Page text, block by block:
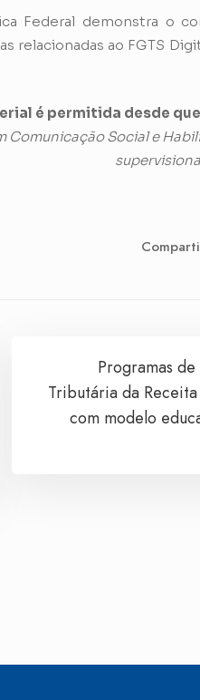
Federal demonstra o
relacionadas ao FGTS
é permitida desde
Comunicação Social e
Programas
Tributária da
com modelo